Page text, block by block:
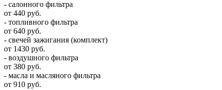
- салонного фильтра
от 440 руб.
- топливного фильтра
от 640 руб.
- свечей зажигания (комплект)
от 1430 руб.
- воздушного фильтра
от 380 руб.
- масла и масляного фильтра
от 910 руб.